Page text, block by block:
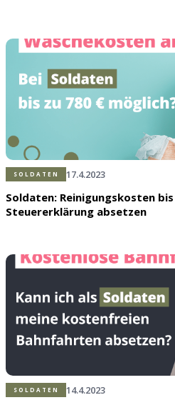
SOLDATEN 17.4.2023
Soldaten: Reinigungskosten
Steuererklärung absetzen
SOLDATEN 14.4.2023